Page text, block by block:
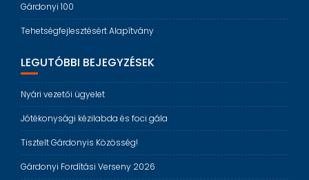
Gárdonyi 100
Tehetségfejlesztésért Alapítvány
LEGUTÓBBI BEJEGYZÉSEK
Nyári vezetői ügyelet
Jótékonysági kézilabda és foci gála
Tisztelt Gárdonyis Közösség!
Gárdonyi Fordítási Verseny 2026